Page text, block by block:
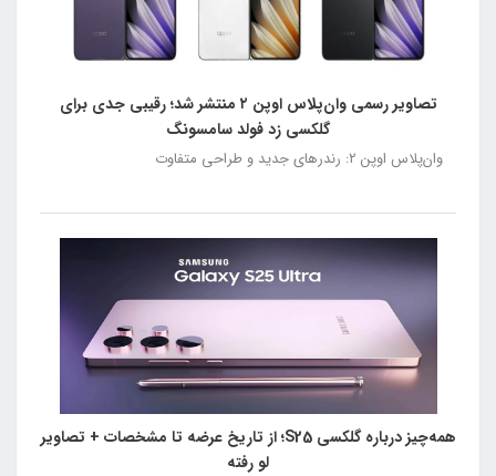
تصاویر رسمی وان‌پلاس اوپن ۲ منتشر شد؛ رقیبی جدی برای
گلکسی زد فولد سامسونگ
وان‌پلاس اوپن ۲: رندرهای جدید و طراحی متفاوت
همه‌چیز درباره گلکسی S25؛ از تاریخ عرضه تا مشخصات + تصاویر
لو رفته